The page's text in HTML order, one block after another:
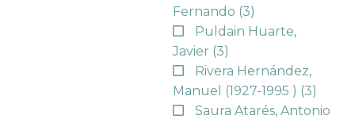
Fernando (3)
Puldain Huarte,
Javier (3)
Rivera Hernández,
Manuel (1927-1995 ) (3)
Saura Atarés, Antonio